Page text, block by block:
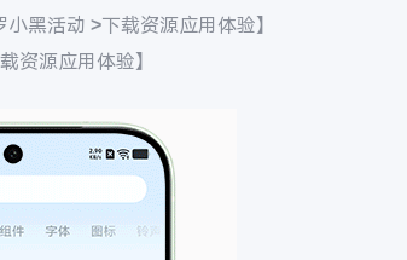
黑活动 >下载资源应用体验】
资源应用体验】